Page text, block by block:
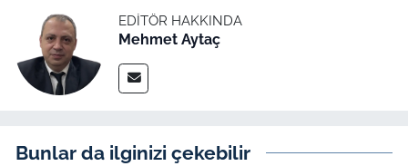
EDITÖR HAKKINDA
Mehmet Aytaç
Bunlar da ilginizi çekebilir